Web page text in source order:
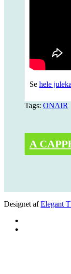
Sehele
Tags:ONAIR
A
Designet afElegant